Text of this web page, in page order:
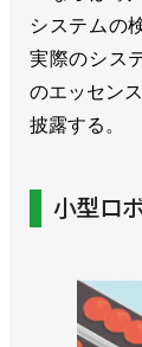
システムの
実際のシス
のエッセン
披露する。
小型ロ